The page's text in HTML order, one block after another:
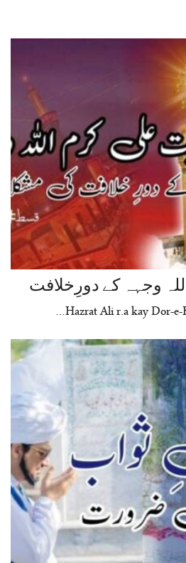
وجہہ کے دورِخلافت